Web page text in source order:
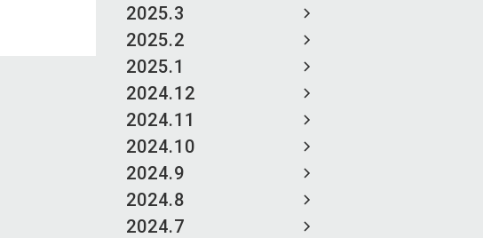
2025.3
2025.2
2025.1
2024.12
2024.11
2024.10
2024.9
2024.8
2024.7